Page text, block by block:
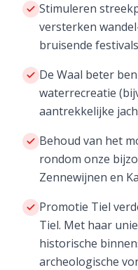
Stimuleren
versterken
bruisende
De Waal beter
waterrecreatie
aantrekkelijke
Behoud van het
rondom onze
Zennewijnen en
Promotie Tiel
Tiel. Met haar
historische
archeologische